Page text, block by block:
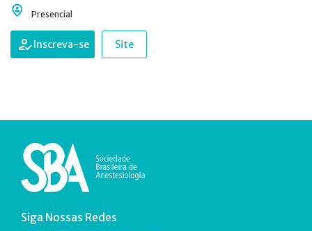
Presencial
Inscreva-se Site
Siga Nossas Redes